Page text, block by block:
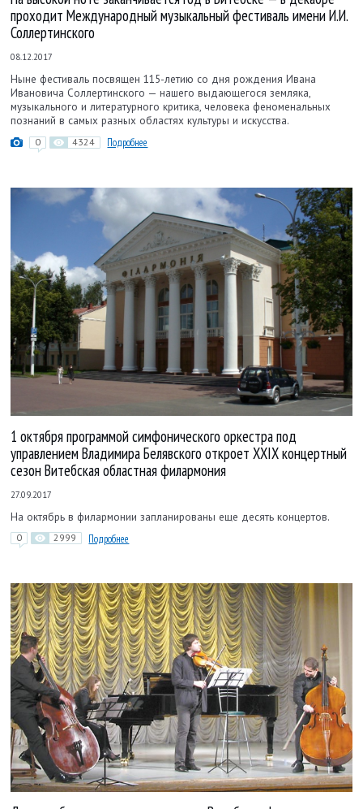
проходит Международный музыкальный фестиваль имени И.И.
Соллертинского
08.12.2017
Ныне фестиваль посвящен 115-летию со дня рождения Ивана
Ивановича Соллертинского — нашего выдающегося земляка,
музыкального и литературного критика, человека феноменальных
познаний в самых разных областях культуры и искусства.
0 4324 Подробнее
1 октября программой симфонического оркестра под
управлением Владимира Белявского откроет XXIX концертный
сезон Витебская областная филармония
27.09.2017
На октябрь в филармонии запланированы еще десять концертов.
0 2999 Подробнее